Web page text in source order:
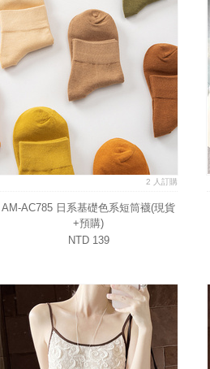
2 人訂購
AM-AC785 日系基礎色系短筒襪(現貨
+預購)
NTD 139